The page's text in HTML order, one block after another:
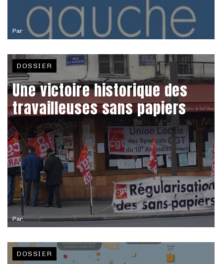
Par
Par
DOSSIER
Une victoire historique des
travailleuses sans papiers
DOSSIER